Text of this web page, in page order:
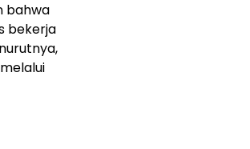
bahwa
bekerja